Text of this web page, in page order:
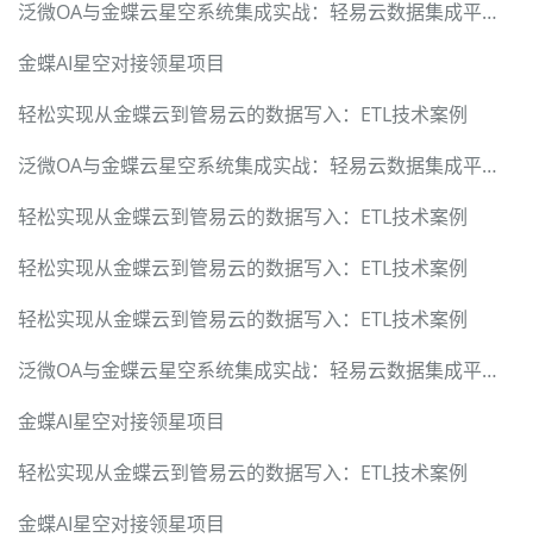
泛微OA与金蝶云星空系统集成实战：轻易云数据集成平台的技术突破
金蝶AI星空对接领星项目
轻松实现从金蝶云到管易云的数据写入：ETL技术案例
泛微OA与金蝶云星空系统集成实战：轻易云数据集成平台的技术突破
轻松实现从金蝶云到管易云的数据写入：ETL技术案例
轻松实现从金蝶云到管易云的数据写入：ETL技术案例
轻松实现从金蝶云到管易云的数据写入：ETL技术案例
泛微OA与金蝶云星空系统集成实战：轻易云数据集成平台的技术突破
金蝶AI星空对接领星项目
轻松实现从金蝶云到管易云的数据写入：ETL技术案例
金蝶AI星空对接领星项目